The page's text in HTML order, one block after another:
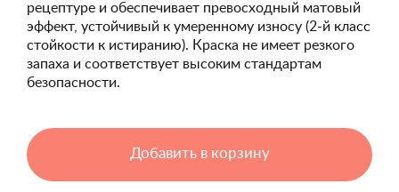
рецептуре и обеспечивает превосходный матовый
эффект, устойчивый к умеренному износу (2-й класс
стойкости к истиранию). Краска не имеет резкого
запаха и соответствует высоким стандартам
безопасности.
Добавить в корзину